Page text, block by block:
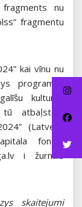
nu
fragmentu
kai vīnu nu
programys
kulturys
tū atbaļsteja
(Latvejis
fonds,
i žurnals
skaitejumi